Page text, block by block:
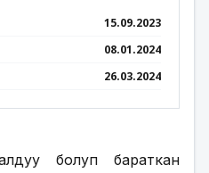
болуп бараткан
15.09.2023
08.01.2024
26.03.2024